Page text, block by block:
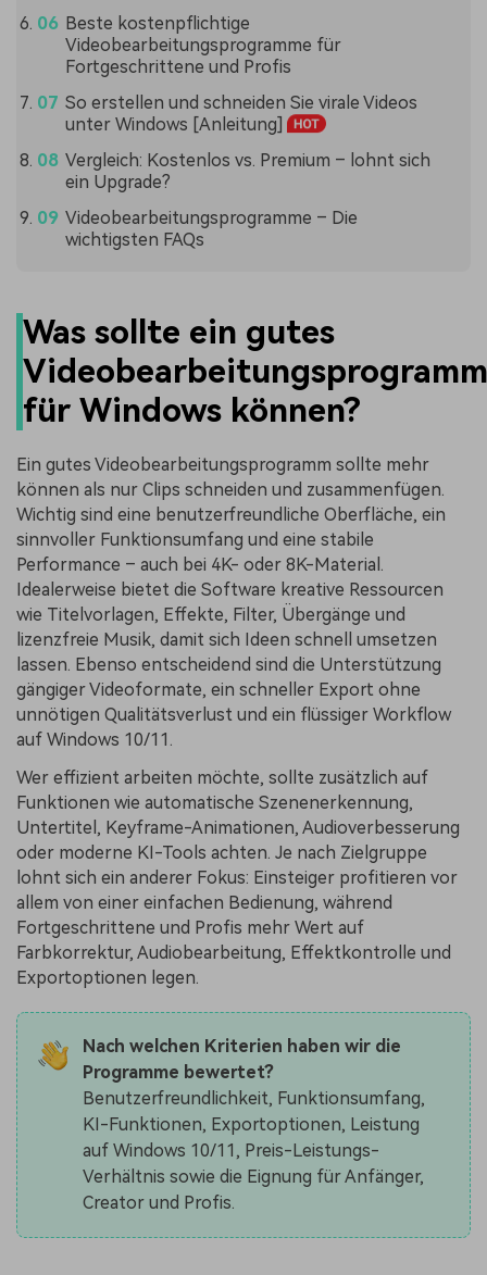
Beste kostenpflichtige
Videobearbeitungsprogramme für
Fortgeschrittene und Profis
So erstellen und schneiden Sie virale Videos
unter Windows [Anleitung]
Vergleich: Kostenlos vs. Premium – lohnt sich
ein Upgrade?
Videobearbeitungsprogramme – Die
wichtigsten FAQs
Was sollte ein gutes
für Windows können?
Ein gutes Videobearbeitungsprogramm sollte mehr
können als nur Clips schneiden und zusammenfügen.
Wichtig sind eine benutzerfreundliche Oberfläche, ein
sinnvoller Funktionsumfang und eine stabile
Performance – auch bei 4K- oder 8K-Material.
Idealerweise bietet die Software kreative Ressourcen
wie Titelvorlagen, Effekte, Filter, Übergänge und
lizenzfreie Musik, damit sich Ideen schnell umsetzen
lassen. Ebenso entscheidend sind die Unterstützung
gängiger Videoformate, ein schneller Export ohne
unnötigen Qualitätsverlust und ein flüssiger Workflow
auf Windows 10/11.
Wer effizient arbeiten möchte, sollte zusätzlich auf
Funktionen wie automatische Szenenerkennung,
Untertitel, Keyframe-Animationen, Audioverbesserung
oder moderne KI-Tools achten. Je nach Zielgruppe
lohnt sich ein anderer Fokus: Einsteiger profitieren vor
allem von einer einfachen Bedienung, während
Fortgeschrittene und Profis mehr Wert auf
Farbkorrektur, Audiobearbeitung, Effektkontrolle und
Exportoptionen legen.
Nach welchen Kriterien haben wir die
Programme bewertet?
Benutzerfreundlichkeit, Funktionsumfang,
KI-Funktionen, Exportoptionen, Leistung
auf Windows 10/11, Preis-Leistungs-
Verhältnis sowie die Eignung für Anfänger,
Creator und Profis.